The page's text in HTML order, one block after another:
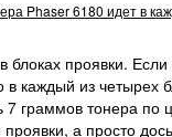
Phaser 6180 идет в
проявки.
каждый из четырех
граммов тонера по
а просто